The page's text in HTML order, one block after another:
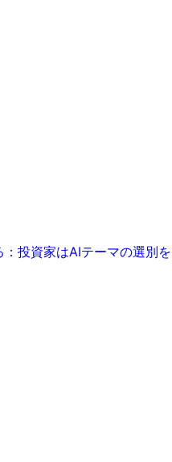
投資家はAIテーマの選別を